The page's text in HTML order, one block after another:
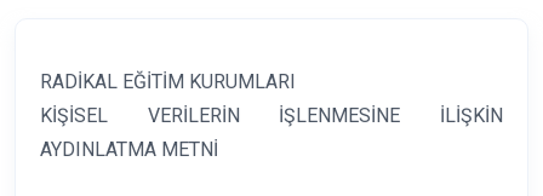
RADİKAL EĞİTİM KURUMLARI
KİŞİSEL VERİLERİN İŞLENMESİNE İLİŞKİN
AYDINLATMA METNİ